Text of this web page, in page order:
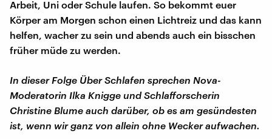
Arbeit, Uni oder Schule laufen. So bekommt euer
Körper am Morgen schon einen Lichtreiz und das kann
helfen, wacher zu sein und abends auch ein bisschen
früher müde zu werden.
In dieser Folge Über Schlafen sprechen Nova-
Moderatorin Ilka Knigge und Schlafforscherin
Christine Blume auch darüber, ob es am gesündesten
ist, wenn wir ganz von allein ohne Wecker aufwachen.